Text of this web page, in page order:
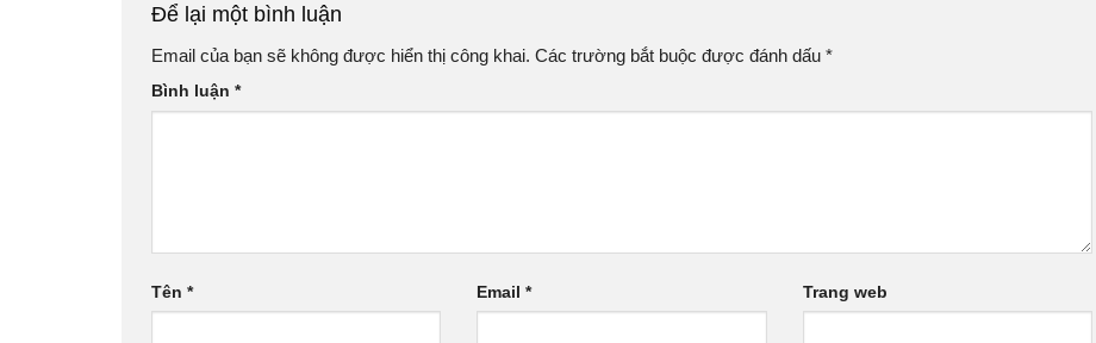
Để lại một bình luận
Email của bạn sẽ không được hiển thị công khai. Các trường bắt buộc được đánh dấu *
Bình luận *
Tên * Email* Trang web